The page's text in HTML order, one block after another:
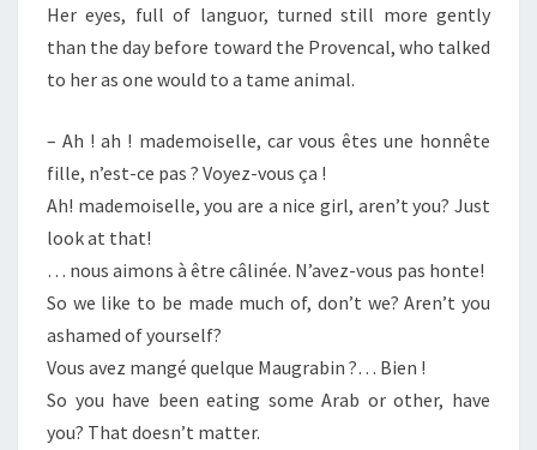
Her eyes, full of languor, turned still more gently
than the day before toward the Provencal, who talked
to her as one would to a tame animal.
– Ah ! ah ! mademoiselle, car vous êtes une honnête
fille, n’est-ce pas ? Voyez-vous ça !
Ah! mademoiselle, you are a nice girl, aren’t you? Just
look at that!
… nous aimons à être câlinée. N’avez-vous pas honte!
So we like to be made much of, don’t we? Aren’t you
ashamed of yourself?
Vous avez mangé quelque Maugrabin ?… Bien !
So you have been eating some Arab or other, have
you? That doesn’t matter.